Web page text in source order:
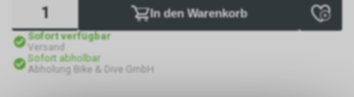
In den Warenkorb
Sofort verfügbar
Versand
Sofort abholbar
Abholung Bike & Dive GmbH